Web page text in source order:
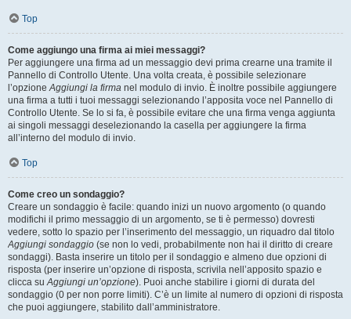
Top
Come aggiungo una firma ai miei messaggi?
Per aggiungere una firma ad un messaggio devi prima crearne una tramite il
Pannello di Controllo Utente. Una volta creata, è possibile selezionare
l’opzione Aggiungi la firma nel modulo di invio. È inoltre possibile aggiungere
una firma a tutti i tuoi messaggi selezionando l’apposita voce nel Pannello di
Controllo Utente. Se lo si fa, è possibile evitare che una firma venga aggiunta
ai singoli messaggi deselezionando la casella per aggiungere la firma
all’interno del modulo di invio.
Top
Come creo un sondaggio?
Creare un sondaggio è facile: quando inizi un nuovo argomento (o quando
modifichi il primo messaggio di un argomento, se ti è permesso) dovresti
vedere, sotto lo spazio per l’inserimento del messaggio, un riquadro dal titolo
Aggiungi sondaggio (se non lo vedi, probabilmente non hai il diritto di creare
sondaggi). Basta inserire un titolo per il sondaggio e almeno due opzioni di
risposta (per inserire un’opzione di risposta, scrivila nell’apposito spazio e
clicca su Aggiungi un’opzione). Puoi anche stabilire i giorni di durata del
sondaggio (0 per non porre limiti). C’è un limite al numero di opzioni di risposta
che puoi aggiungere, stabilito dall’amministratore.